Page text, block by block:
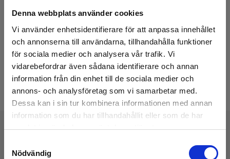
Denna webbplats använder cookies
Vi använder enhetsidentifierare för att anpassa innehållet
och annonserna till användarna, tillhandahålla funktioner
för sociala medier och analysera vår trafik. Vi
vidarebefordrar även sådana identifierare och annan
information från din enhet till de sociala medier och
annons- och analysföretag som vi samarbetar med.
Dessa kan i sin tur kombinera informationen med annan
information som du har tillhandahållit eller som de har
samlat in när du har använt deras tjänster.
Nödvändig